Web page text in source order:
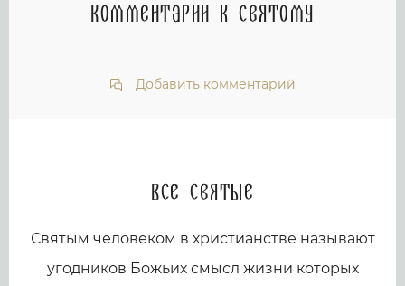
Комментарии к святому
Добавить комментарий
Все святые
Святым человеком в христианстве называют
угодников Божьих смысл жизни которых